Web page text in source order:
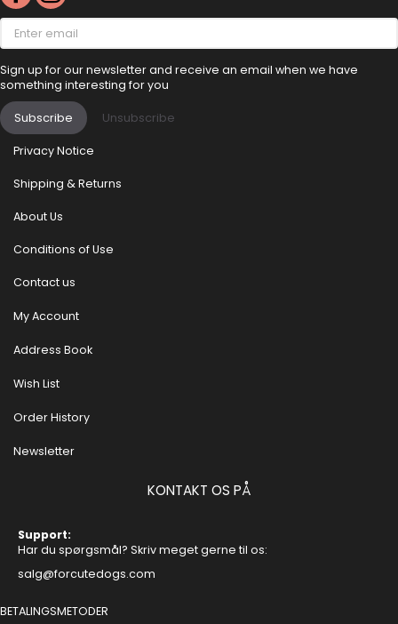
Enter
email
Sign up for our newsletter and receive an email when we have
something interesting for you
Subscribe Unsubscribe
Privacy Notice
Shipping & Returns
About Us
Conditions of Use
Contact us
My Account
Address Book
Wish List
Order History
Newsletter
KONTAKT OS PÅ
Support:
Har du spørgsmål? Skriv meget gerne til os:
salg@forcutedogs.com
BETALINGSMETODER